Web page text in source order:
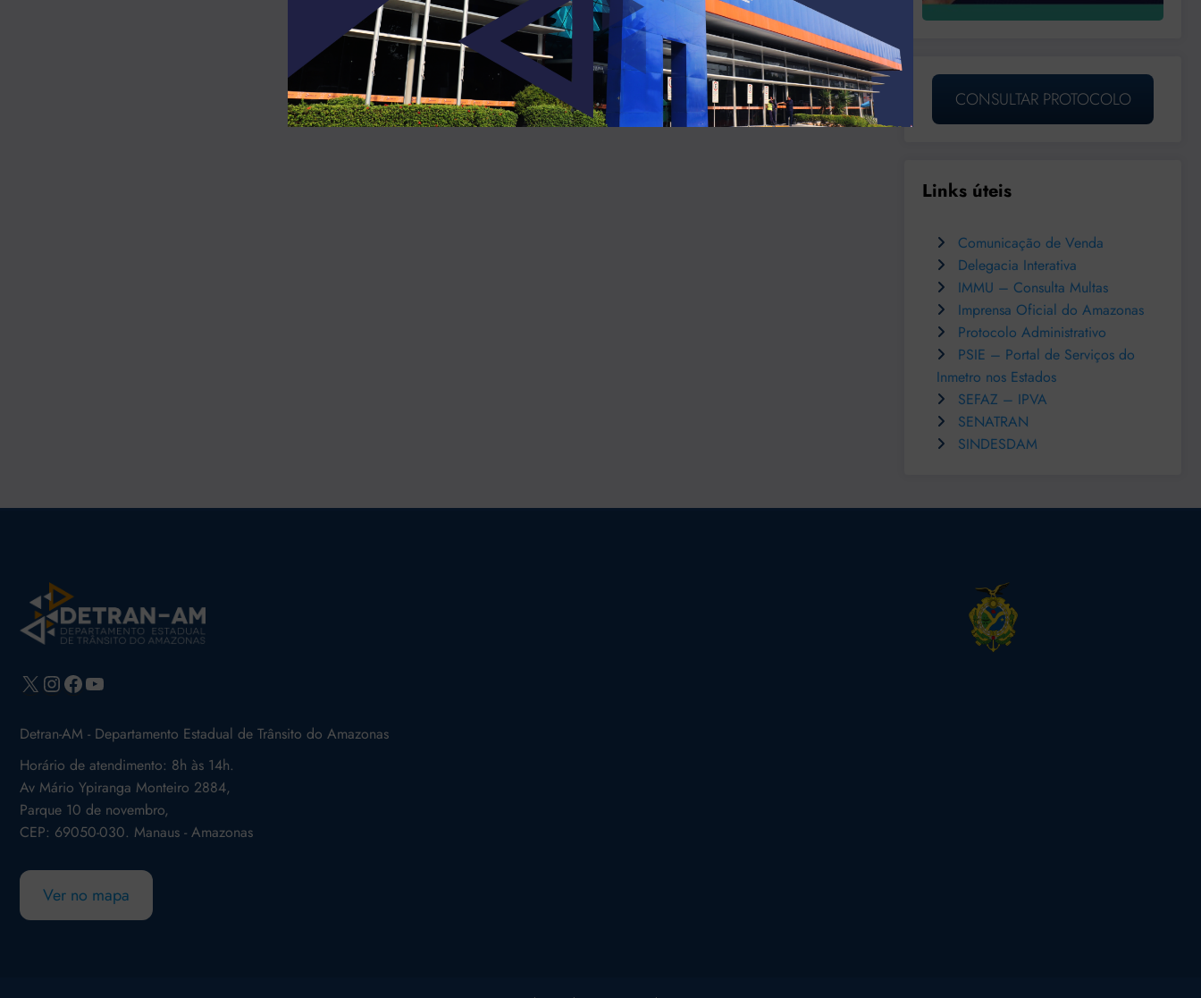
CONSULTAR PROTOCOLO
Links úteis
Comunicação de Venda
Delegacia Interativa
IMMU – Consulta Multas
Imprensa Oficial do Amazonas
Protocolo Administrativo
PSIE – Portal de Serviços do
Inmetro nos Estados
SEFAZ – IPVA
SENATRAN
SINDESDAM
X Instagram
Facebook
Youtube
Detran-AM - Departamento Estadual de Trânsito do Amazonas
Horário de atendimento: 8h às 14h.
Av Mário Ypiranga Monteiro 2884,
Parque 10 de novembro,
CEP: 69050-030. Manaus - Amazonas
Ver no mapa